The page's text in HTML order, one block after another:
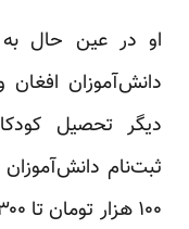
او در عین حال
دانش‌آموزان افغان
دیگر تحصیل